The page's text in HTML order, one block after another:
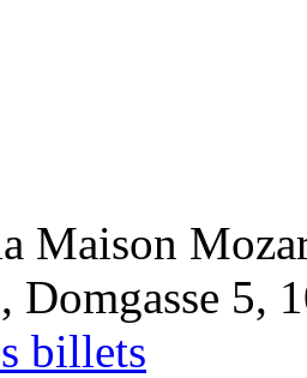
Maison
Domgasse 5,
billets